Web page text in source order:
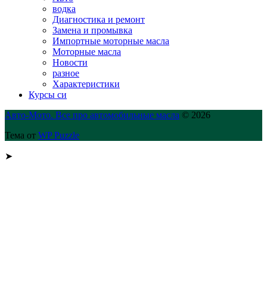
водка
Диагностика и ремонт
Замена и промывка
Импортные моторные масла
Моторные масла
Новости
разное
Характеристики
Курсы си
Авто-Мото. Все про автомобильные масла © 2026
Тема от WP Puzzle
➤